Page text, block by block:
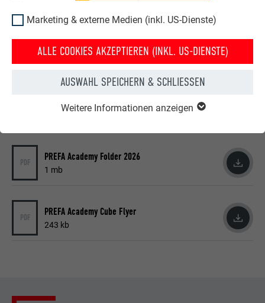
Marketing & externe Medien (inkl. US-Dienste)
ALLE COOKIES AKZEPTIEREN (INKL. US-DIENSTE)
AUSWAHL SPEICHERN & SCHLIESSEN
Weitere Informationen anzeigen
TERMINE
Termine auf Anfrage
DAS VOLLE PROGRAMM ZUM DOWNLOAD
PDF PREFA Academy Folder 2026
1 mb
PDF PREFA Academy Cube Flyer
243 kb